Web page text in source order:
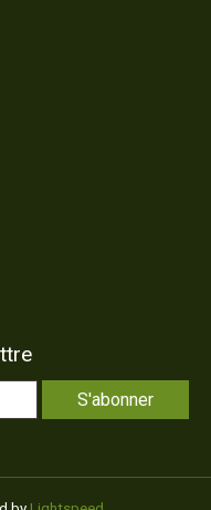
S'abonner